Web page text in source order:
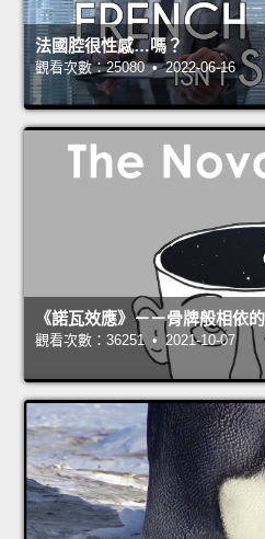
法國腔很性感…嗎？
觀看次數：25080 • 2022-06-16
《諾瓦效應》－－骨牌般相依
觀看次數：36251 • 2021-10-07